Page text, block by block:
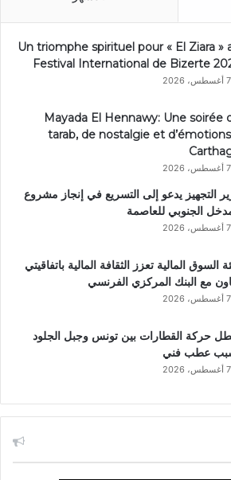
Un triomphe spirituel pour « El Ziara »
Festival International de Bizerte
7 أغسطس، 2026
Mayada El Hennawy: Une soirée
tarab, de nostalgie et
7 أغسطس، 2026
التجهيز يدعو إلى التسريع في إنجاز مشروع
الجنوبي للعاصمة
7 أغسطس، 2026
السوق المالية تعزز الثقافة المالية باتفاقيتي
مع البنك المركزي الفرنسي
7 أغسطس، 2026
حركة القطارات بين تونس وجبل الجلود
عطب فني
7 أغسطس، 2026